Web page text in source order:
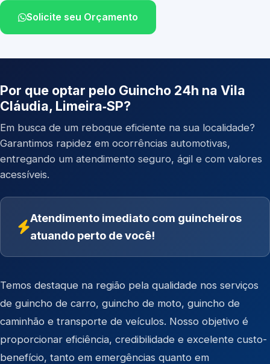
Solicite seu Orçamento
Por que optar pelo Guincho 24h na Vila
Cláudia, Limeira‑SP?
Em busca de um reboque eficiente na sua localidade?
Garantimos rapidez em ocorrências automotivas,
entregando um atendimento seguro, ágil e com valores
acessíveis.
Atendimento imediato com guincheiros
atuando perto de você!
Temos destaque na região pela qualidade nos serviços
de guincho de carro, guincho de moto, guincho de
caminhão e transporte de veículos. Nosso objetivo é
proporcionar eficiência, credibilidade e excelente custo-
benefício, tanto em emergências quanto em